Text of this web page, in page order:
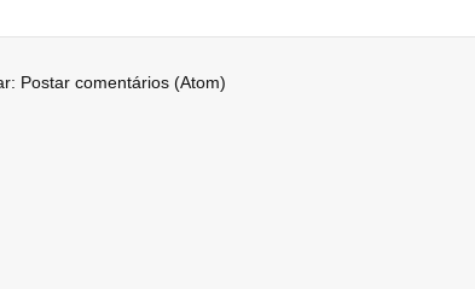
Postar comentários (Atom)